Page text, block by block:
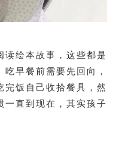
读绘本故事，这些都是
早餐前需要先回向，
完饭自己收拾餐具，然
一直到现在，其实孩子